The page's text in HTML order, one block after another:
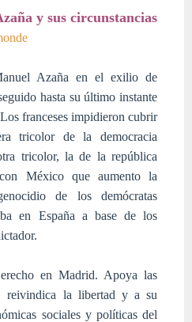
y sus circunstancias
Azaña en el exilio de
hasta su último instante
franceses impidieron cubrir
tricolor de la democracia
tricolor, la de la república
México que aumento la
de los demócratas
en España a base de los
en Madrid. Apoya las
reivindica la libertad y a su
sociales y políticas del